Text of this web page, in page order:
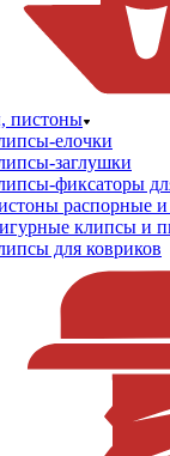
пистоны
елочки
заглушки
фиксаторы
распорные
клипсы и
для ковриков